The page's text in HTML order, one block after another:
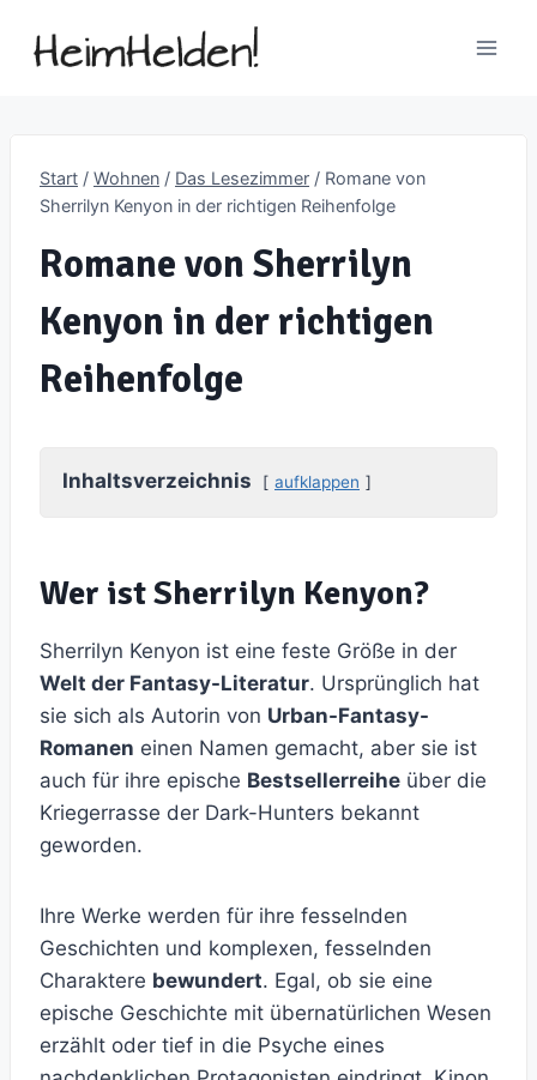
Inhalt
Start / Wohnen / Das Lesezimmer / Romane von
Sherrilyn Kenyon in der richtigen Reihenfolge
Romane von Sherrilyn
Kenyon in der richtigen
Reihenfolge
Inhaltsverzeichnis aufklappen
Wer ist Sherrilyn Kenyon?
Sherrilyn Kenyon ist eine feste Größe in der
Welt der Fantasy-Literatur. Ursprünglich hat
sie sich als Autorin von Urban-Fantasy-
Romanen einen Namen gemacht, aber sie ist
auch für ihre epische Bestsellerreihe über die
Kriegerrasse der Dark-Hunters bekannt
geworden.
Ihre Werke werden für ihre fesselnden
Geschichten und komplexen, fesselnden
Charaktere bewundert. Egal, ob sie eine
epische Geschichte mit übernatürlichen Wesen
erzählt oder tief in die Psyche eines